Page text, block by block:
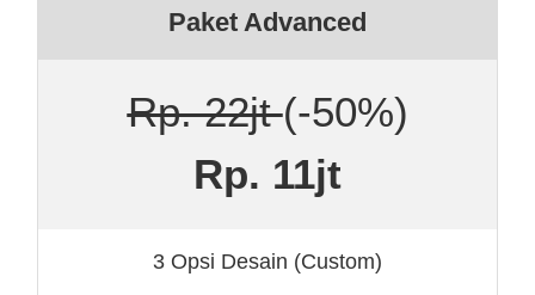
Paket Advanced
Rp. 22jt(-50%)
Rp. 11jt
3 Opsi Desain (Custom)